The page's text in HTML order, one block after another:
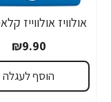
₪9.90
הוסף לעגלה